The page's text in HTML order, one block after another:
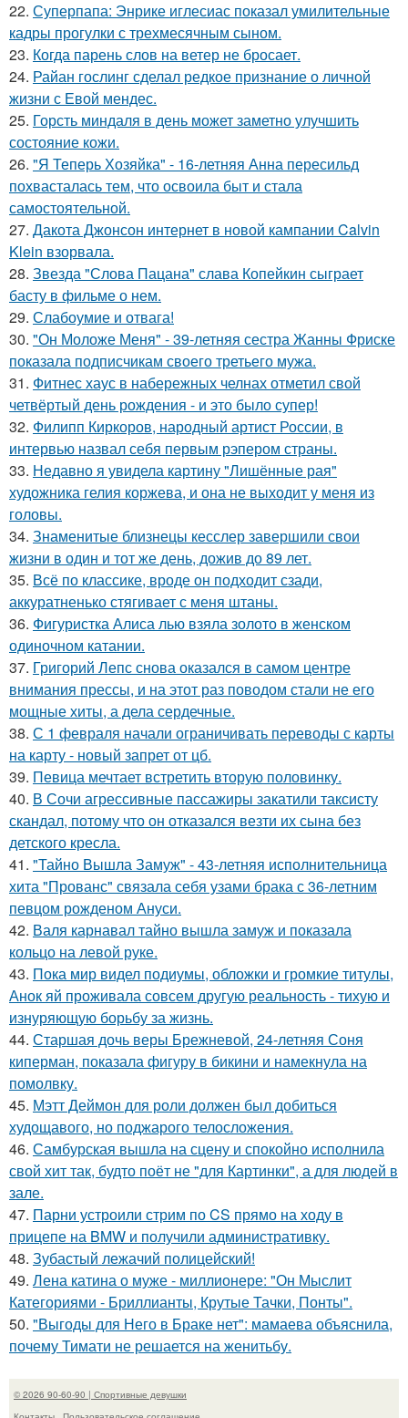
22. Суперпапа: Энрике иглесиас показал умилительные
кадры прогулки с трехмесячным сыном.
23. Когда парень слов на ветер не бросает.
24. Райан гослинг сделал редкое признание о личной
жизни с Евой мендес.
25. Горсть миндаля в день может заметно улучшить
состояние кожи.
26. "Я Теперь Хозяйка" - 16-летняя Анна пересильд
похвасталась тем, что освоила быт и стала
самостоятельной.
27. Дакота Джонсон интернет в новой кампании Calvin
Klein взорвала.
28. Звезда "Слова Пацана" слава Копейкин сыграет
басту в фильме о нем.
29. Слабоумие и отвага!
30. "Он Моложе Меня" - 39-летняя сестра Жанны Фриске
показала подписчикам своего третьего мужа.
31. Фитнес хаус в набережных челнах отметил свой
четвёртый день рождения - и это было супер!
32. Филипп Киркоров, народный артист России, в
интервью назвал себя первым рэпером страны.
33. Недавно я увидела картину "Лишённые рая"
художника гелия коржева, и она не выходит у меня из
головы.
34. Знаменитые близнецы кесслер завершили свои
жизни в один и тот же день, дожив до 89 лет.
35. Всё по классике, вроде он подходит сзади,
аккуратненько стягивает с меня штаны.
36. Фигуристка Алиса лью взяла золото в женском
одиночном катании.
37. Григорий Лепс снова оказался в самом центре
внимания прессы, и на этот раз поводом стали не его
мощные хиты, а дела сердечные.
38. С 1 февраля начали ограничивать переводы с карты
на карту - новый запрет от цб.
39. Певица мечтает встретить вторую половинку.
40. В Сочи агрессивные пассажиры закатили таксисту
скандал, потому что он отказался везти их сына без
детского кресла.
41. "Тайно Вышла Замуж" - 43-летняя исполнительница
хита "Прованс" связала себя узами брака с 36-летним
певцом рожденом Ануси.
42. Валя карнавал тайно вышла замуж и показала
кольцо на левой руке.
43. Пока мир видел подиумы, обложки и громкие титулы,
Анок яй проживала совсем другую реальность - тихую и
изнуряющую борьбу за жизнь.
44. Старшая дочь веры Брежневой, 24-летняя Соня
киперман, показала фигуру в бикини и намекнула на
помолвку.
45. Мэтт Деймон для роли должен был добиться
худощавого, но поджарого телосложения.
46. Самбурская вышла на сцену и спокойно исполнила
свой хит так, будто поёт не "для Картинки", а для людей в
зале.
47. Парни устроили стрим по CS прямо на ходу в
прицепе на BMW и получили административку.
48. Зубастый лежачий полицейский!
49. Лена катина о муже - миллионере: "Он Мыслит
Категориями - Бриллианты, Крутые Тачки, Понты".
50. "Выгоды для Него в Браке нет": мамаева объяснила,
почему Тимати не решается на женитьбу.
© 2026 90-60-90 | Спортивные девушки